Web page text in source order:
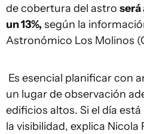
de cobertura del astro será
un 13%, según la
Astronómico Los Molinos
Es esencial planificar con
un lugar de observación
edificios altos. Si el día
la visibilidad, explica Nicola